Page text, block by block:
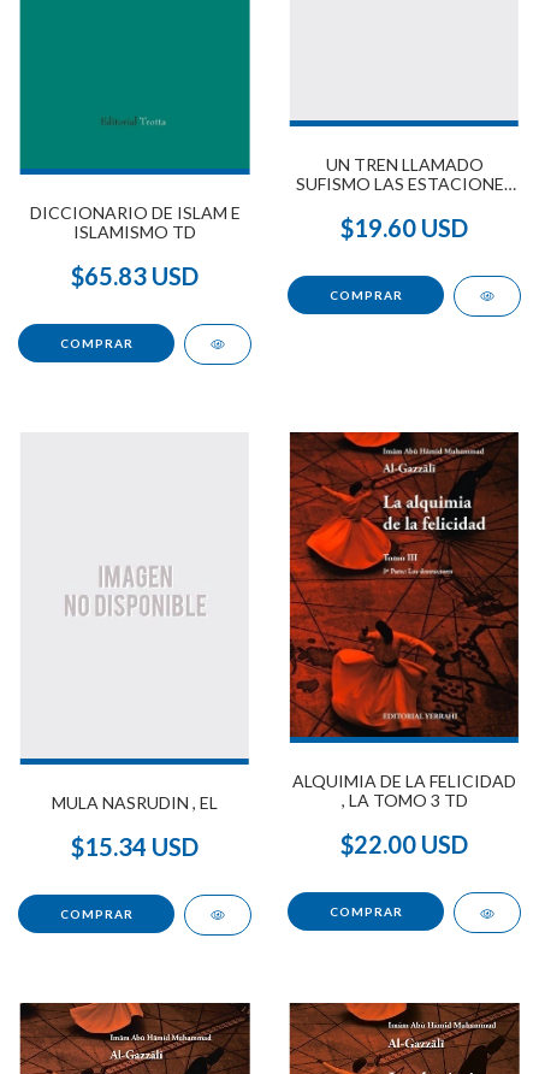
DICCIONARIO DE ISLAM E
ISLAMISMO TD
$65.83 USD
UN TREN LLAMADO
SUFISMO LAS ESTACIONES
RECUERDO
$19.60 USD
MULA NASRUDIN , EL
$15.34 USD
ALQUIMIA DE LA FELICIDAD
, LA TOMO 3 TD
$22.00 USD